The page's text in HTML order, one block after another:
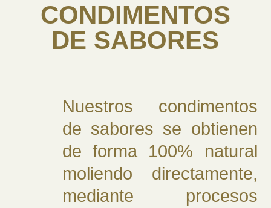
CONDIMENTOS
DE SABORES
Nuestros condimentos
de sabores se obtienen
de forma 100% natural
moliendo directamente,
mediante procesos